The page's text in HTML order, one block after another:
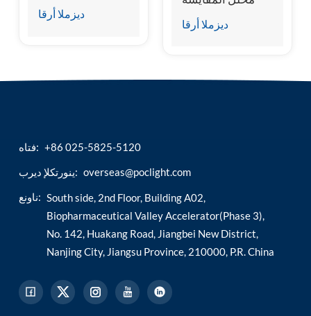
الدقيقة الجافة
ديزملا أرقا
المناعية الكيميائية
الجافة
ديزملا أرقا
فتاه: +86 025-5825-5120
ينورتكلإ ديرب: overseas@poclight.com
ناونع: South side, 2nd Floor, Building A02,
Biopharmaceutical Valley Accelerator(Phase 3),
No. 142, Huakang Road, Jiangbei New District,
Nanjing City, Jiangsu Province, 210000, P.R. China